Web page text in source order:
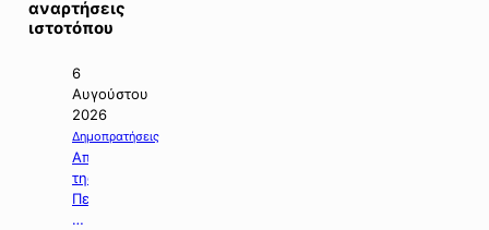
αναρτήσεις
ιστοτόπου
6
Αυγούστου
2026
Δημοπρατήσεις
Απόφαση
της
Περιφέρειας
Κεντρικής